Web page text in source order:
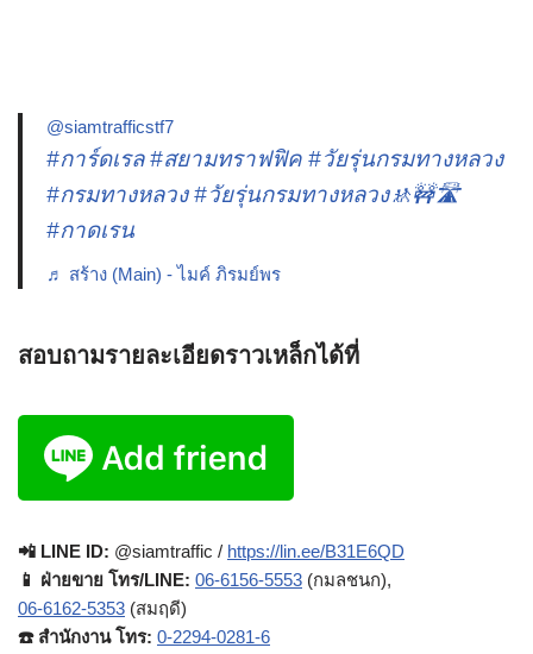
@siamtrafficstf7
#การ์ดเรล #สยามทราฟฟิค #วัยรุ่นกรมทางหลวง
#กรมทางหลวง #วัยรุ่นกรมทางหลวง🚸🚧🛣️
#กาดเรน
♬ สร้าง (Main) - ไมค์ ภิรมย์พร
สอบถามรายละเอียดราวเหล็กได้ที่
📲 LINE ID: @siamtraffic / https://lin.ee/B31E6QD
📱 ฝ่ายขาย โทร/LINE: 06-6156-5553 (กมลชนก),
06-6162-5353 (สมฤดี)
☎️ สำนักงาน โทร: 0-2294-0281-6